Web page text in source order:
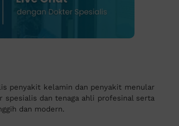
penyakit kelamin dan penyakit menular
dan tenaga ahli profesinal serta
dan modern.